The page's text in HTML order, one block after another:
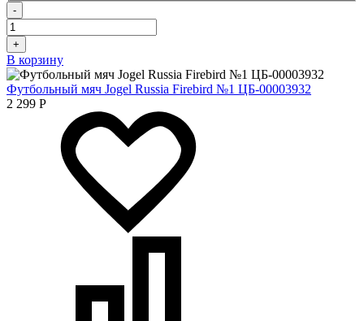
-
+
В корзину
Футбольный мяч Jogel Russia Firebird №1 ЦБ-00003932
2 299 Р